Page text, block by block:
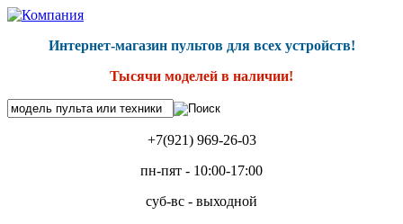
Интернет-магазин пультов для всех устройств!
Тысячи моделей в наличии!
+7(921) 969-26-03
пн-пят - 10:00-17:00
суб-вс - выходной